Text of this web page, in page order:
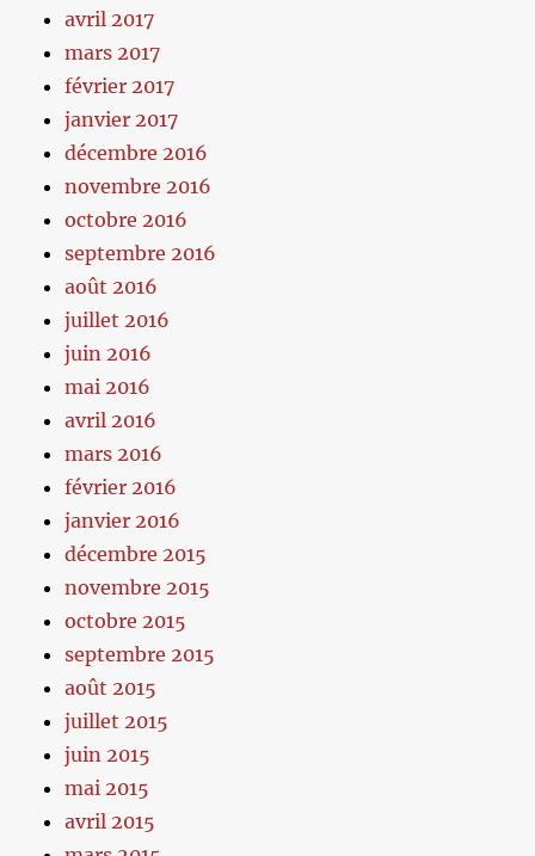
avril 2017
mars 2017
février 2017
janvier 2017
décembre 2016
novembre 2016
octobre 2016
septembre 2016
août 2016
juillet 2016
juin 2016
mai 2016
avril 2016
mars 2016
février 2016
janvier 2016
décembre 2015
novembre 2015
octobre 2015
septembre 2015
août 2015
juillet 2015
juin 2015
mai 2015
avril 2015